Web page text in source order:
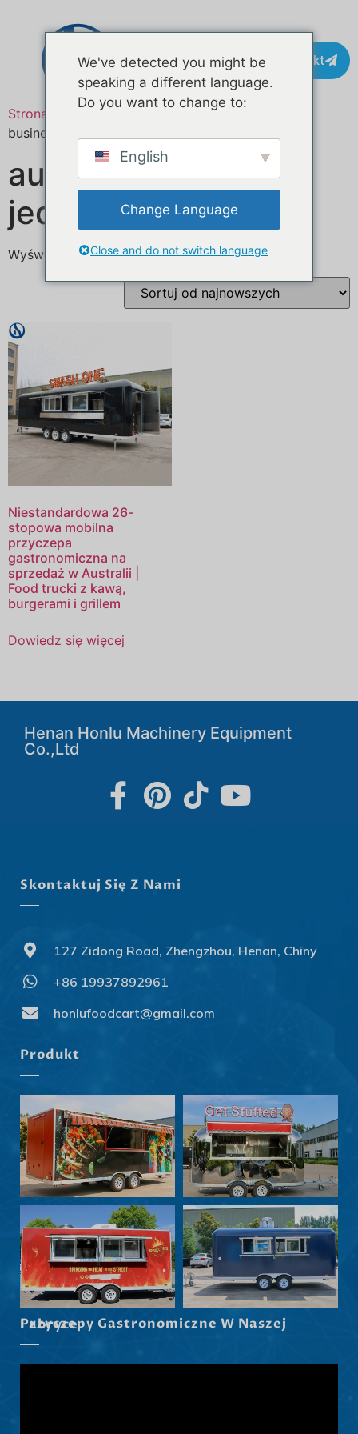
Kontakt
Strona główna
/ Produkty oznaczone “street food
business australia”
australijski biznes z
jedzeniem ulicznym
Wyświetlanie jednego wyniku
Niestandardowa 26-
stopowa mobilna
przyczepa
gastronomiczna na
sprzedaż w Australii |
Food trucki z kawą,
burgerami i grillem
Dowiedz się więcej
Henan Honlu Machinery Equipment
Co.,Ltd
Skontaktuj Się Z Nami
127 Zidong Road, Zhengzhou, Henan, Chiny
+86 19937892961
honlufoodcart@gmail.com
Produkt
Przyczepy Gastronomiczne W Naszej Fabryce
We've detected you might be
speaking a different language.
Do you want to change to:
English
Change Language
Close and do not switch language
Slovenščina
Latviešu valoda
Dansk
Hrvatski
Српски језик
Norsk nynorsk
Maori
Eesti
Български
Slovenčina